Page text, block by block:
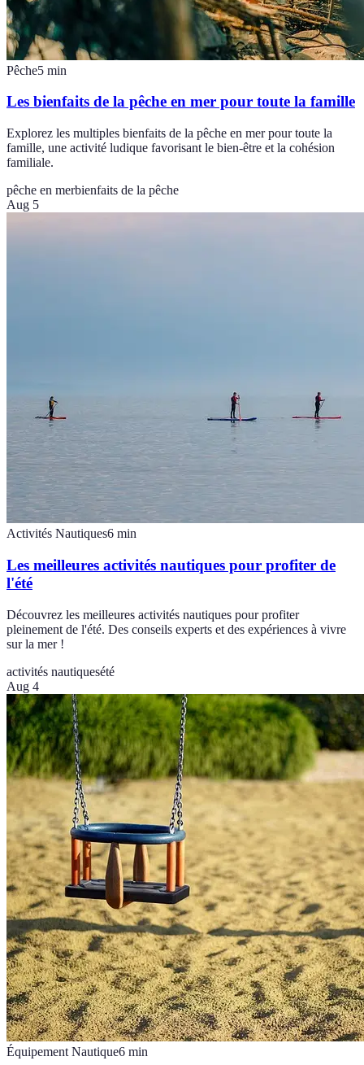
Pêche5 min
Les bienfaits de la pêche en mer pour toute la famille
Explorez les multiples bienfaits de la pêche en mer pour toute la
famille, une activité ludique favorisant le bien-être et la cohésion
familiale.
pêche en merbienfaits de la pêche
Aug 5
Activités Nautiques6 min
Les meilleures activités nautiques pour profiter de
l'été
Découvrez les meilleures activités nautiques pour profiter
pleinement de l'été. Des conseils experts et des expériences à vivre
sur la mer !
activités nautiquesété
Aug 4
Équipement Nautique6 min